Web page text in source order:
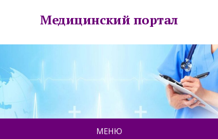
Медицинский портал
МЕНЮ